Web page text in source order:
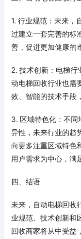
1. 行业规范：未来，
过建立一套完善的标
善，促进更加健康的
2. 技术创新：电梯行
动电梯回收行业也需
效、智能的技术手段
3. 区域特色化：不
异性，未来行业的趋
向更多注重区域特色
用户需求为中心，满
四、结语
未来，自动电梯回收
业规范、技术创新和
回收商家将从中受益